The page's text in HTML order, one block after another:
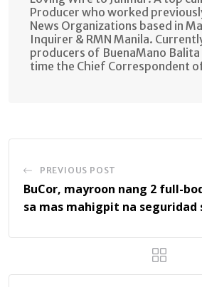
Producer who worked
News Organizations based in
Inquirer & RMN Manila.
producers of BuenaMano Balita
time the Chief Correspondent
PREVIOUS POST
BuCor, mayroon nang 2 full-
sa mas mahigpit na seguridad